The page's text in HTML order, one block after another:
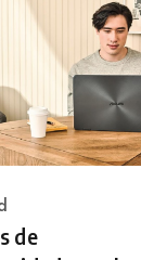
de